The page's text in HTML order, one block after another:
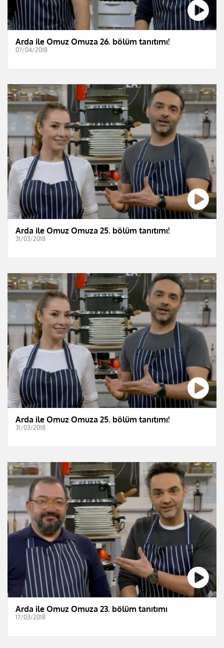
Arda ile Omuz Omuza 26. bölüm tanıtımı!
07/04/2018
Arda ile Omuz Omuza 25. bölüm tanıtımı!
31/03/2018
Arda ile Omuz Omuza 25. bölüm tanıtımı!
31/03/2018
Arda ile Omuz Omuza 23. bölüm tanıtımı
17/03/2018